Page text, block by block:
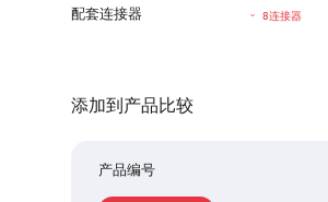
配套连接器 8连接器
添加到产品比较
产品编号